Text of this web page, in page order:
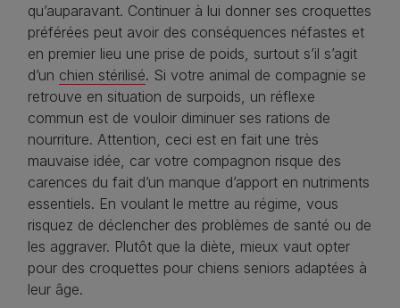
qu’auparavant. Continuer à lui donner ses croquettes
préférées peut avoir des conséquences néfastes et
en premier lieu une prise de poids, surtout s’il s’agit
d’un chien stérilisé. Si votre animal de compagnie se
retrouve en situation de surpoids, un réflexe
commun est de vouloir diminuer ses rations de
nourriture. Attention, ceci est en fait une très
mauvaise idée, car votre compagnon risque des
carences du fait d’un manque d’apport en nutriments
essentiels. En voulant le mettre au régime, vous
risquez de déclencher des problèmes de santé ou de
les aggraver. Plutôt que la diète, mieux vaut opter
pour des croquettes pour chiens seniors adaptées à
leur âge.